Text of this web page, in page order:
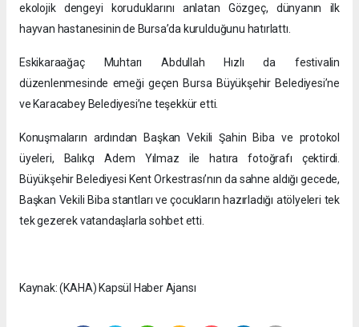
ekolojik dengeyi koruduklarını anlatan Gözgeç, dünyanın ilk
hayvan hastanesinin de Bursa’da kurulduğunu hatırlattı.
Eskikaraağaç Muhtarı Abdullah Hızlı da festivalin
düzenlenmesinde emeği geçen Bursa Büyükşehir Belediyesi’ne
ve Karacabey Belediyesi’ne teşekkür etti.
Konuşmaların ardından Başkan Vekili Şahin Biba ve protokol
üyeleri, Balıkçı Adem Yılmaz ile hatıra fotoğrafı çektirdi.
Büyükşehir Belediyesi Kent Orkestrası’nın da sahne aldığı gecede,
Başkan Vekili Biba stantları ve çocukların hazırladığı atölyeleri tek
tek gezerek vatandaşlarla sohbet etti.
Kaynak: (KAHA) Kapsül Haber Ajansı